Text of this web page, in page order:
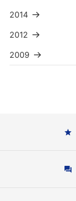
2014
2012
2009